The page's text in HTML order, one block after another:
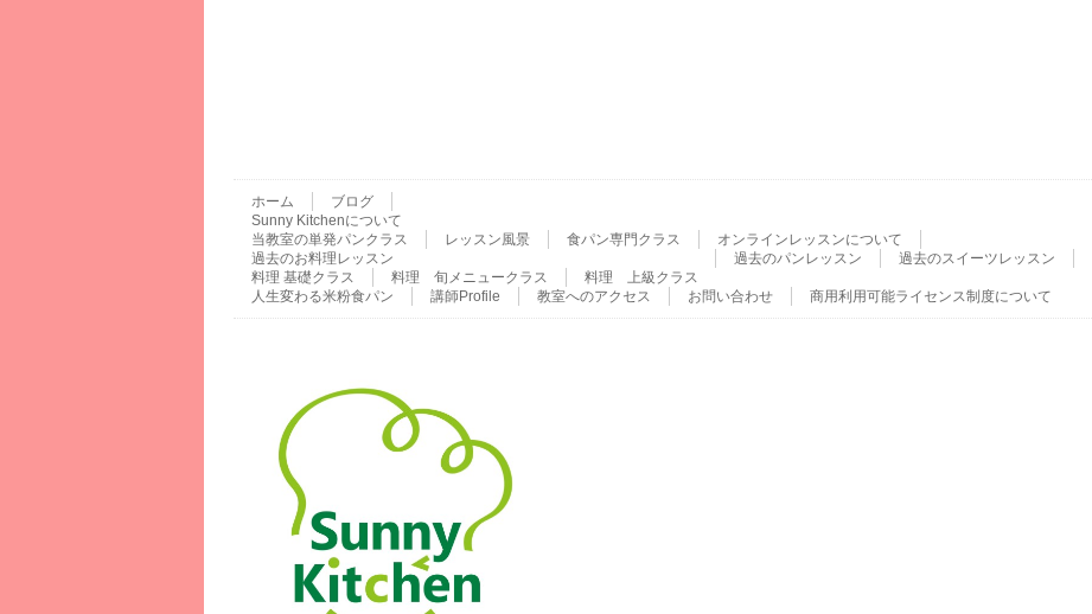
ホーム
ブログ
Sunny Kitchenについて
当教室の単発パンクラス
レッスン風景 食パン専門クラス
オンラインレッスンについて
過去のお料理レッスン
料理 基礎クラス
料理 旬メニュークラス 料理 上級クラス
過去のパンレッスン 過去のスイーツレッスン
人生変わる米粉食パン 講師Profile 教室へのアクセス お問い合わせ 商用利用可能ライセンス制度について